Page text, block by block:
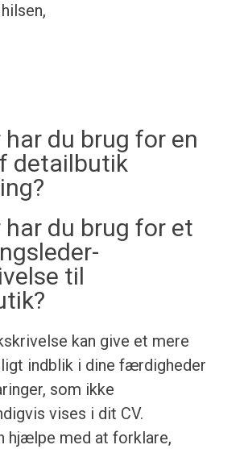
du brug for en
detailbutik
har du brug for et
til
kan give et mere
indblik i dine færdigheder
som ikke
vises i dit CV.
hjælpe med at forklare,